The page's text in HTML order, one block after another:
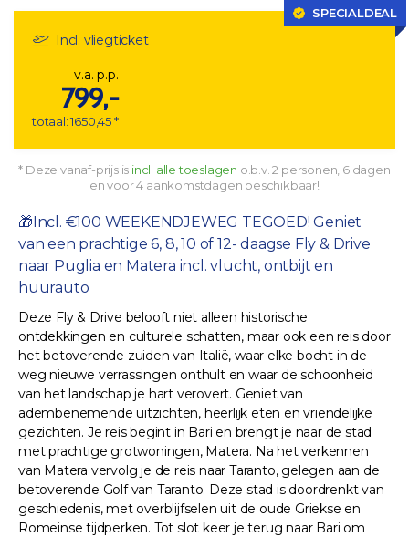
SPECIALDEAL
Incl. vliegticket
v.a. p.p.
799,-
totaal: 1650,45 *
* Deze vanaf-prijs is incl. alle toeslagen o.b.v. 2 personen, 6 dagen
en voor 4 aankomstdagen beschikbaar!
🎁Incl. €100 WEEKENDJEWEG TEGOED! Geniet
van een prachtige 6, 8, 10 of 12- daagse Fly & Drive
naar Puglia en Matera incl. vlucht, ontbijt en
huurauto
Deze Fly & Drive belooft niet alleen historische
ontdekkingen en culturele schatten, maar ook een reis door
het betoverende zuiden van Italië, waar elke bocht in de
weg nieuwe verrassingen onthult en waar de schoonheid
van het landschap je hart verovert. Geniet van
adembenemende uitzichten, heerlijk eten en vriendelijke
gezichten. Je reis begint in Bari en brengt je naar de stad
met prachtige grotwoningen, Matera. Na het verkennen
van Matera vervolg je de reis naar Taranto, gelegen aan de
betoverende Golf van Taranto. Deze stad is doordrenkt van
geschiedenis, met overblijfselen uit de oude Griekse en
Romeinse tijdperken. Tot slot keer je terug naar Bari om